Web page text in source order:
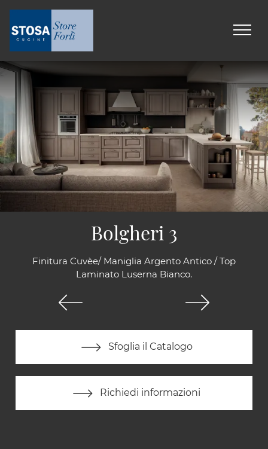
Finitura Cuvèe/ Maniglia Argento Antico / Top
Laminato Luserna Bianco.
Sfoglia il Catalogo
Richiedi informazioni
Bolgheri 3